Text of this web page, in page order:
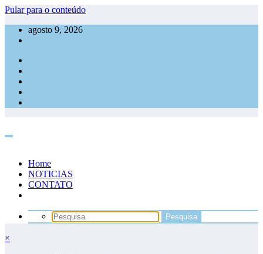
Pular para o conteúdo
agosto 9, 2026
Home
NOTICIAS
CONTATO
×